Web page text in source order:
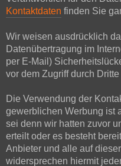
Kontaktdaten finden Sie
Wir weisen ausdrücklich
Datenübertragung im
per E-Mail)
vor dem Zugriff durch
Die Verwendung der
gewerblichen Werbung ist
sei denn wir hatten zuvor
erteilt oder es besteht
Anbieter und alle auf
widersprechen hiermit